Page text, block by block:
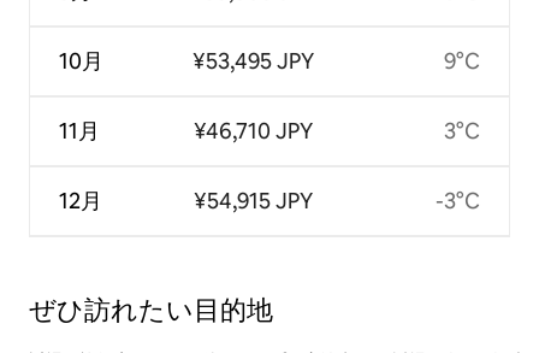
10月
11月
12月
¥53,495 JPY
¥46,710 JPY
¥54,915 JPY
9°C
3°C
-3°C
ぜひ訪⁠れ⁠た⁠い目⁠的⁠地